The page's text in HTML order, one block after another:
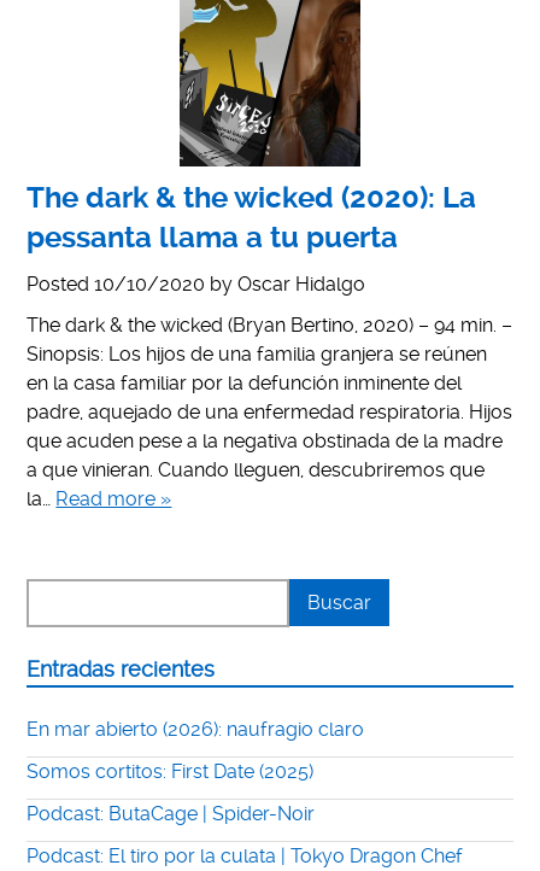
The dark & the wicked (2020): La
pessanta llama a tu puerta
Posted10/10/2020 byOscar Hidalgo
The dark & the wicked (Bryan Bertino, 2020) – 94 min. –
Sinopsis: Los hijos de una familia granjera se reúnen
en la casa familiar por la defunción inminente del
padre, aquejado de una enfermedad respiratoria. Hijos
que acuden pese a la negativa obstinada de la madre
a que vinieran. Cuando lleguen, descubriremos que
la… Read more »
Entradas recientes
En mar abierto (2026): naufragio claro
Somos cortitos: First Date (2025)
Podcast: ButaCage | Spider-Noir
Podcast: El tiro por la culata | Tokyo Dragon Chef